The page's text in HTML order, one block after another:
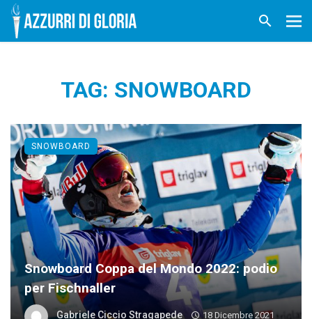
TAG: SNOWBOARD
Snowboard Coppa del Mondo 2022: podio
per Fischnaller
Gabriele Ciccio Stragapede 18 Dicembre 2021
SNOWBOARD